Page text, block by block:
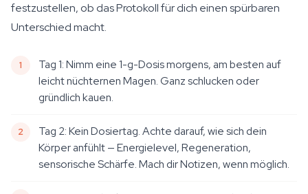
festzustellen, ob das Protokoll für dich einen spürbaren
Unterschied macht.
Tag 1: Nimm eine 1-g-Dosis morgens, am besten auf
leicht nüchternen Magen. Ganz schlucken oder
gründlich kauen.
Tag 2: Kein Dosiertag. Achte darauf, wie sich dein
Körper anfühlt — Energielevel, Regeneration,
sensorische Schärfe. Mach dir Notizen, wenn möglich.